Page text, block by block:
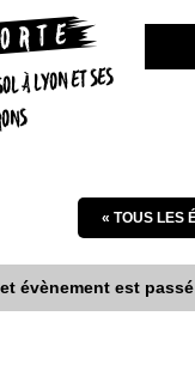
À LYON ET SES
« TOUS LES
évènement est passé